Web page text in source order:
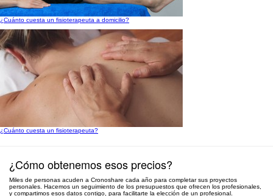
¿Cuánto cuesta un fisioterapeuta a domicilio?
¿Cuánto cuesta un fisioterapeuta?
¿Cómo obtenemos esos precios?
Miles de personas acuden a Cronoshare cada año para completar sus proyectos
personales. Hacemos un seguimiento de los presupuestos que ofrecen los profesionales,
y compartimos esos datos contigo, para facilitarte la elección de un profesional.